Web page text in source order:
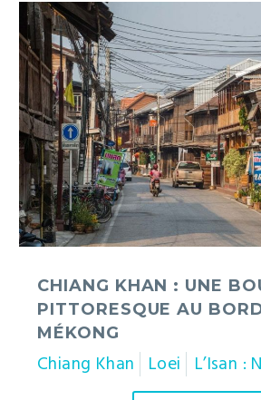
Chiang
Khan
:
une
bourgade
pittoresque
au
bord
du
Mékong
CHIANG KHAN : UNE
PITTORESQUE AU
MÉKONG
Chiang Khan Loei L’Isan :